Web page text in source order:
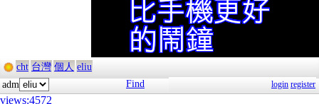
cht 台灣 個人 eliu
adm
Find login register
views:4572